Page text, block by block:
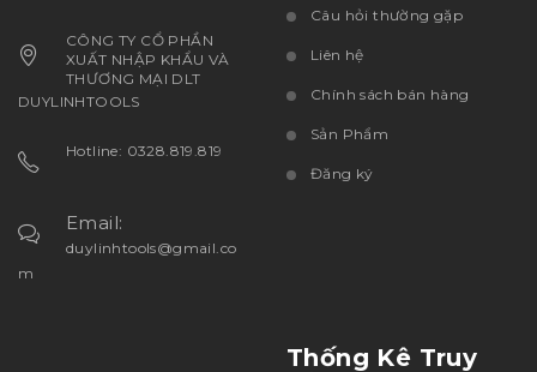
CÔNG TY CỔ PHẦN
XUẤT NHẬP KHẨU VÀ
THƯƠNG MẠI DLT
DUYLINHTOOLS
Hotline: 0328.819.819
Email:
duylinhtools@gmail.co
m
Câu hỏi thường gặp
Liên hệ
Chính sách bán hàng
Sản Phẩm
Đăng ký
Thống Kê Truy